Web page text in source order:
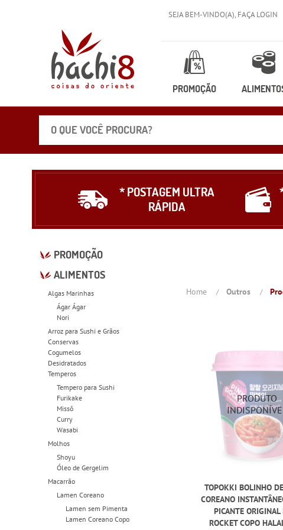
SEJA BEM-VINDO(A), FAÇA LOGIN
PROMOÇÃO
* POSTAGEM ULTRA
RÁPIDA
PROMOÇÃO
ALIMENTOS
Algas Marinhas
Ágar Ágar
Nori
Arroz para Sushi e Grãos
Conservas
Cogumelos
Desidratados
Temperos
Tempero para Sushi
Furikake
Missô
Curry
Wasabi
Molhos
Shoyu
Óleo de Gergelim
Macarrão
Lamen Coreano
Lamen sem Pimenta
Lamen Coreano Copo
Home Outros
TOPOKKI BOLINHO
COREANO
PICANTE ORIGINAL
ROCKET COPO